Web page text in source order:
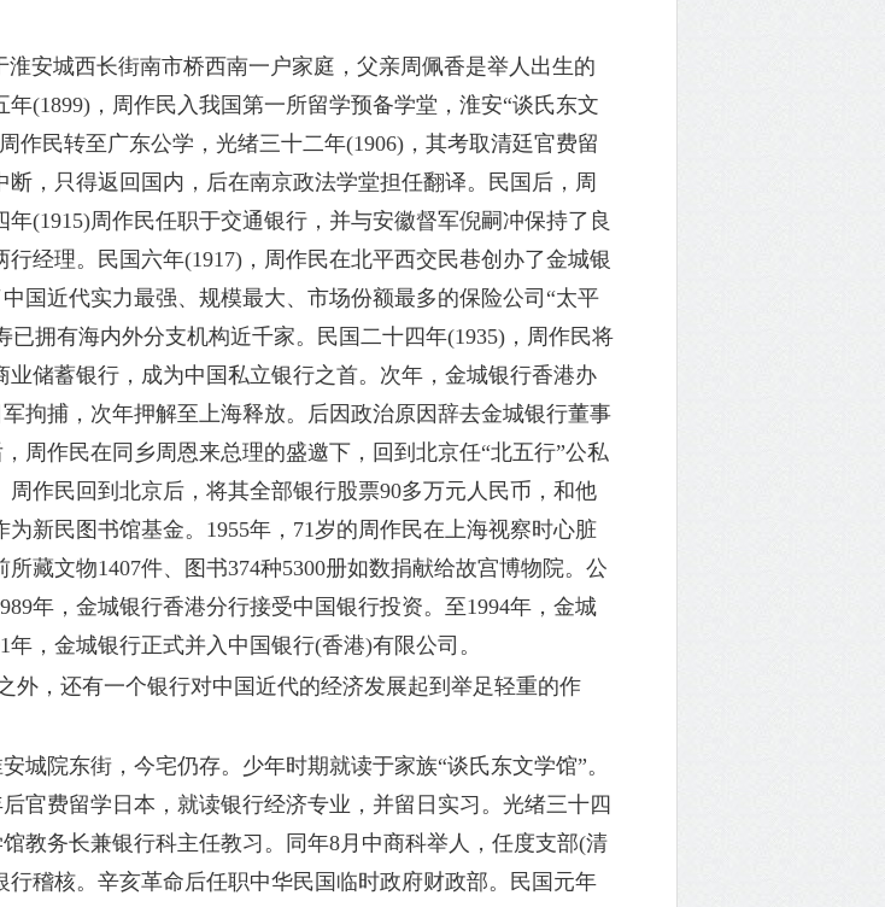
淮安城西长街南市桥西南一户家庭，父亲周佩香是举人出生的
(1899)，周作民入我国第一所留学预备学堂，淮安“谈氏东文
作民转至广东公学，光绪三十二年(1906)，其考取清廷官费留
，只得返回国内，后在南京政法学堂担任翻译。民国后，周
(1915)周作民任职于交通银行，并与安徽督军倪嗣冲保持了良
经理。民国六年(1917)，周作民在北平西交民巷创办了金城银
国近代实力最强、规模最大、市场份额最多的保险公司“太平
拥有海内外分支机构近千家。民国二十四年(1935)，周作民将
储蓄银行，成为中国私立银行之首。次年，金城银行香港办
拘捕，次年押解至上海释放。后因政治原因辞去金城银行董事
周作民在同乡周恩来总理的盛邀下，回到北京任“北五行”公私
作民回到北京后，将其全部银行股票90多万元人民币，和他
新民图书馆基金。1955年，71岁的周作民在上海视察时心脏
藏文物1407件、图书374种5300册如数捐献给故宫博物院。公
年，金城银行香港分行接受中国银行投资。至1994年，金城
，金城银行正式并入中国银行(香港)有限公司。
，还有一个银行对中国近代的经济发展起到举足轻重的作
城院东街，今宅仍存。少年时期就读于家族“谈氏东文学馆”。
官费留学日本，就读银行经济专业，并留日实习。光绪三十四
教务长兼银行科主任教习。同年8月中商科举人，任度支部(清
稽核。辛亥革命后任职中华民国临时政府财政部。民国元年